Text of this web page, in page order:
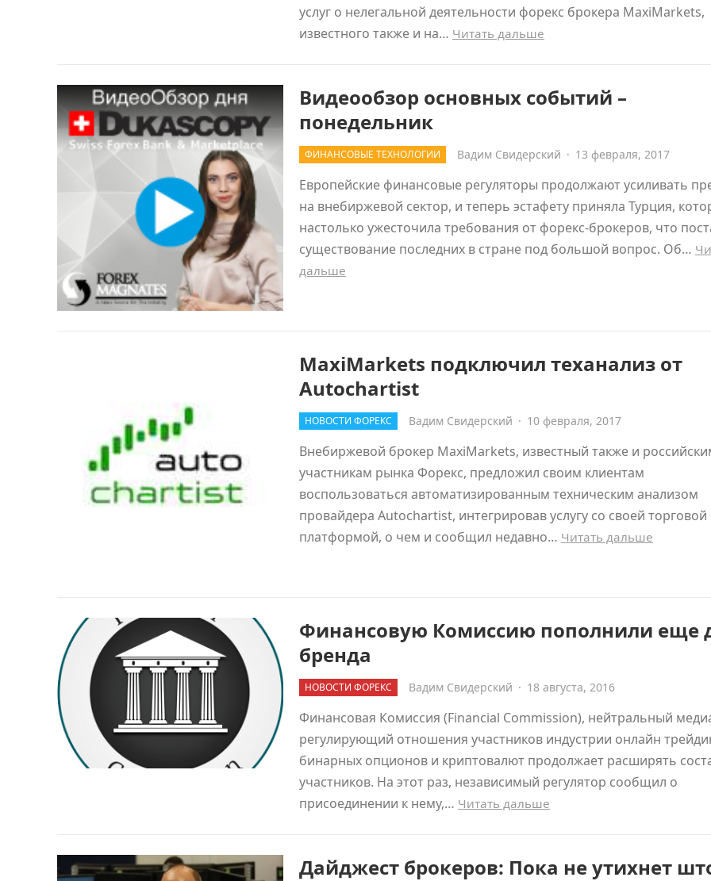
услуг о нелегальной деятельности форекс брокера MaxiMarkets,
известного также и на… Читать дальше
Видеообзор основных событий –
понедельник
ФИНАНСОВЫЕ ТЕХНОЛОГИИ Вадим Свидерский · 13 февраля, 2017
Европейские финансовые регуляторы продолжают усиливать
на внебиржевой сектор, и теперь эстафету приняла Турция,
настолько ужесточила требования от форекс-брокеров, что
существование последних в стране под большой вопрос. Об…
дальше
MaxiMarkets подключил теханализ от
Autochartist
НОВОСТИ ФОРЕКС Вадим Свидерский · 10 февраля, 2017
Внебиржевой брокер MaxiMarkets, известный также и
участникам рынка Форекс, предложил своим клиентам
воспользоваться автоматизированным техническим анализом
провайдера Autochartist, интегрировав услугу со своей торговой
платформой, о чем и сообщил недавно… Читать дальше
Финансовую Комиссию пополнили еще
бренда
НОВОСТИ ФОРЕКС Вадим Свидерский · 18 августа, 2016
Финансовая Комиссия (Financial Commission), нейтральный
регулирующий отношения участников индустрии онлайн
бинарных опционов и криптовалют продолжает расширять
участников. На этот раз, независимый регулятор сообщил о
присоединении к нему,… Читать дальше
Дайджест брокеров: Пока не утихнет